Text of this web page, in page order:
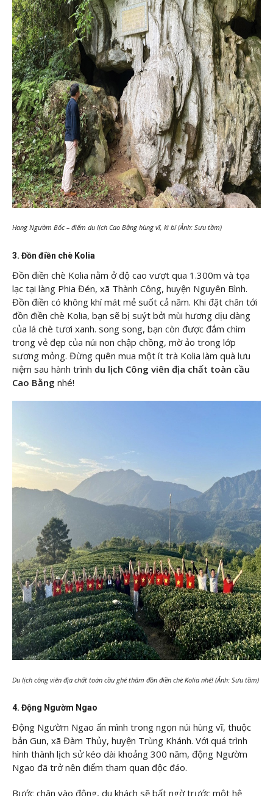
Hang Ngườm Bốc – điểm du lịch Cao Bằng hùng vĩ, kì bí (Ảnh: Sưu tầm)
3. Đồn điền chè Kolia
Đồn điền chè Kolia nằm ở độ cao vượt qua 1.300m và tọa
lạc tại làng Phia Đén, xã Thành Công, huyện Nguyên Bình.
Đồn điền có không khí mát mẻ suốt cả năm. Khi đặt chân tới
đồn điền chè Kolia, bạn sẽ bị suýt bởi mùi hương dịu dàng
của lá chè tươi xanh. song song, bạn còn được đắm chìm
trong vẻ đẹp của núi non chập chồng, mờ ảo trong lớp
sương mỏng. Đừng quên mua một ít trà Kolia làm quà lưu
niệm sau hành trình du lịch Công viên địa chất toàn cầu
Cao Bằng nhé!
Du lịch công viên địa chất toàn cầu ghé thăm đồn điền chè Kolia nhé! (Ảnh: Sưu tầm)
4. Động Ngườm Ngao
Động Ngườm Ngao ẩn mình trong ngọn núi hùng vĩ, thuộc
bản Gun, xã Đàm Thủy, huyện Trùng Khánh. Với quá trình
hình thành lịch sử kéo dài khoảng 300 năm, động Ngườm
Ngao đã trở nên điểm tham quan độc đáo.
Bước chân vào động, du khách sẽ bất ngờ trước một hệ